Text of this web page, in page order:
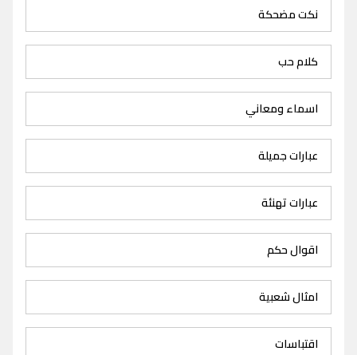
نكت مضحكة
كلام حب
اسماء ومعاني
عبارات جميلة
عبارات تهنئة
اقوال حكم
امثال شعبية
اقتباسات